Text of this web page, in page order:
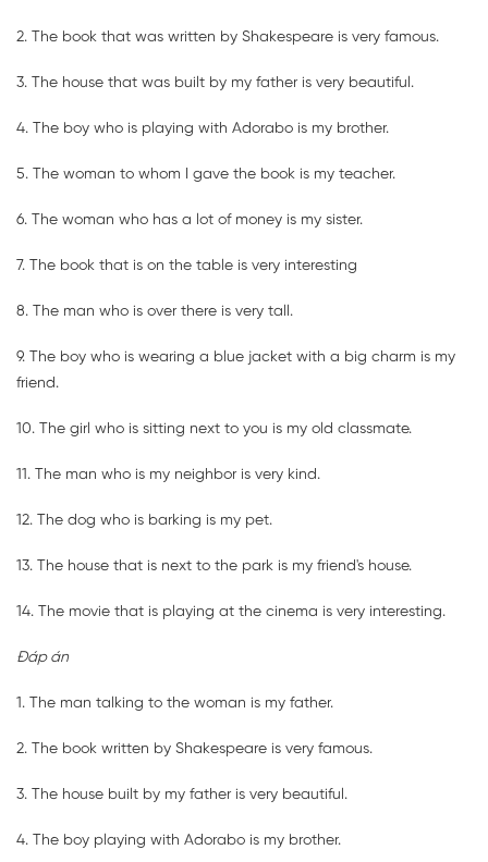
2. The book that was written by Shakespeare is very famous.
3. The house that was built by my father is very beautiful.
4. The boy who is playing with Adorabo is my brother.
5. The woman to whom I gave the book is my teacher.
6. The woman who has a lot of money is my sister.
7. The book that is on the table is very interesting
8. The man who is over there is very tall.
9. The boy who is wearing a blue jacket with a big charm is my
friend.
10. The girl who is sitting next to you is my old classmate.
11. The man who is my neighbor is very kind.
12. The dog who is barking is my pet.
13. The house that is next to the park is my friend's house.
14. The movie that is playing at the cinema is very interesting.
Đáp án
1. The man talking to the woman is my father.
2. The book written by Shakespeare is very famous.
3. The house built by my father is very beautiful.
4. The boy playing with Adorabo is my brother.